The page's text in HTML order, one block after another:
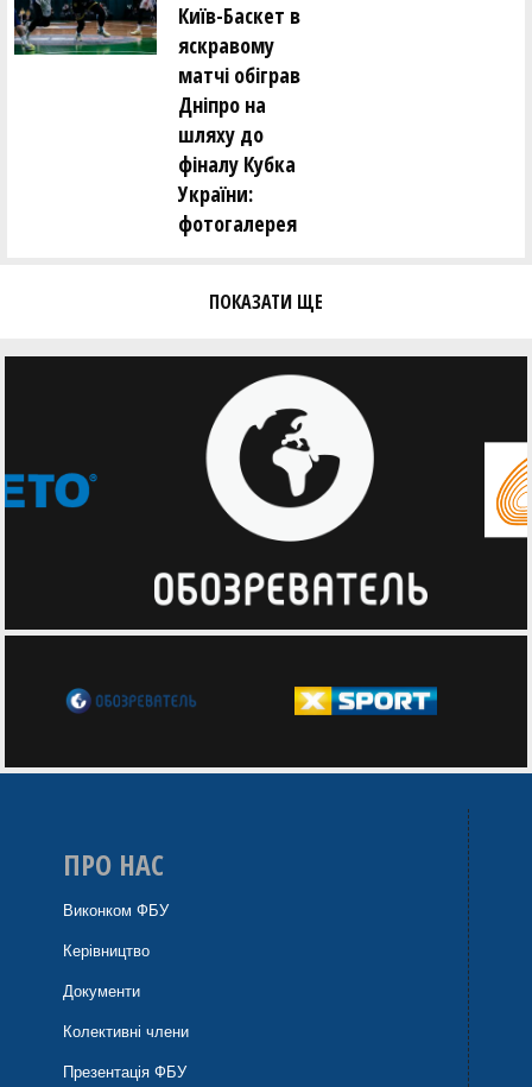
Київ-Баскет в
яскравому
матчі обіграв
Дніпро на
шляху до
фіналу Кубка
України:
фотогалерея
ПОКАЗАТИ ЩЕ
ПРО НАС
Виконком ФБУ
Керівництво
Документи
Колективні члени
Презентація ФБУ